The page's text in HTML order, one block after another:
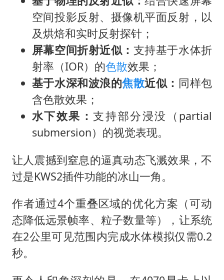
空间投影反射、摄像机平面反射，以
及烘焙和实时反射探针；
屏幕空间折射近似： 支持基于水体折
射率（IOR）的色散效果；
基于水深和波浪的焦散近似： 同样包
含色散效果；
水下效果：支持部分浸没（partial
submersion）的视觉表现。
让人震撼到窒息的逼真动态飞溅效果，不
过是KWS2插件功能的冰山一角。
作者通过4个重叠区域的优化方案（可动
态降低远景帧率、粒子数量等），让系统
在2公里可见范围内完成水体模拟仅需0.2
秒。